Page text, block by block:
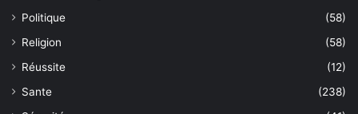
Politique
(58)
Religion
(58)
Réussite
(12)
Sante
(238)